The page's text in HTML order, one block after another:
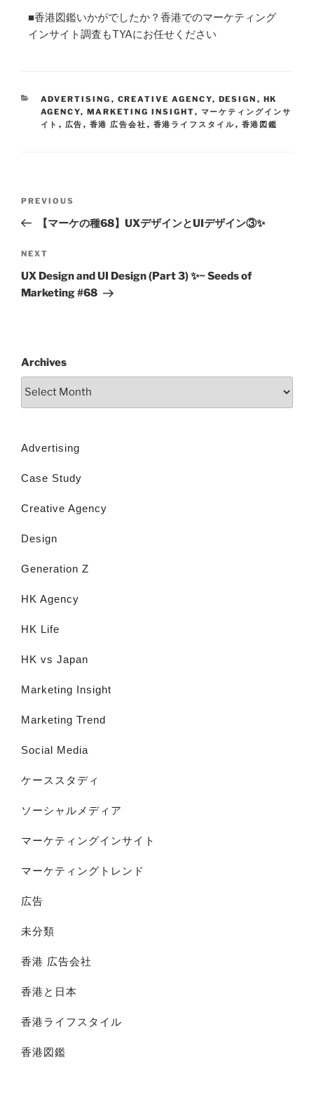
■香港図鑑いかがでしたか？香港でのマーケティング
インサイト調査もTYAにお任せください
ADVERTISING , CREATIVE AGENCY, DESIGN , HK
AGENCY, MARKETING INSIGHT, マーケティングインサ
イト , 広告 , 香港 広告会社 , 香港ライフスタイル, 香港図鑑
PREVIOUS
【マーケの種68】UXデザインとUIデザイン③✨
NEXT
UX Design and UI Design (Part 3) ✨~ Seeds of
Marketing #68
Archives
Advertising
Case Study
Creative Agency
Design
Generation Z
HK Agency
HK Life
HK vs Japan
Marketing Insight
Marketing Trend
Social Media
ケーススタディ
ソーシャルメディア
マーケティングインサイト
マーケティングトレンド
広告
未分類
香港 広告会社
香港と日本
香港ライフスタイル
香港図鑑